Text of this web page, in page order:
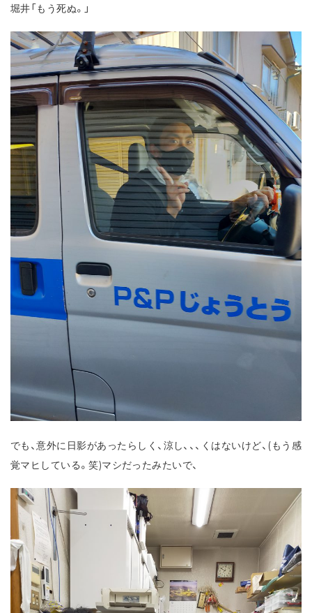
堀井「もう死ぬ。」
でも、意外に日影があったらしく、涼し、、、くはないけど、(もう感
覚マヒしている。笑)マシだったみたいで、